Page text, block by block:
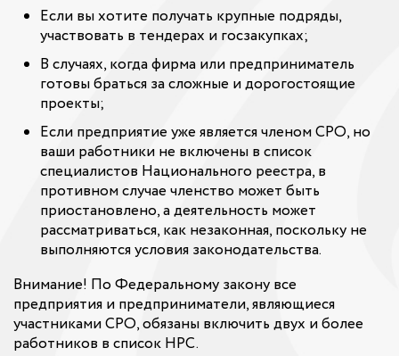
Если вы хотите получать крупные подряды,
участвовать в тендерах и госзакупках;
В случаях, когда фирма или предприниматель
готовы браться за сложные и дорогостоящие
проекты;
Если предприятие уже является членом СРО, но
ваши работники не включены в список
специалистов Национального реестра, в
противном случае членство может быть
приостановлено, а деятельность может
рассматриваться, как незаконная, поскольку не
выполняются условия законодательства.
Внимание! По Федеральному закону все
предприятия и предприниматели, являющиеся
участниками СРО, обязаны включить двух и более
работников в список НРС.